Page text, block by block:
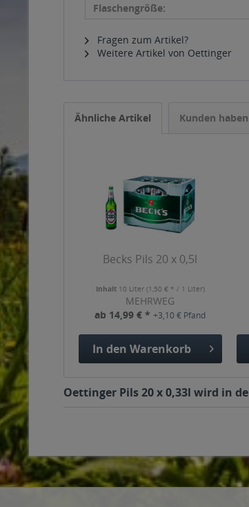
Flaschengröße:
Fragen zum Artikel?
Weitere Artikel von Oettinger
Ähnliche Artikel Kunden
Becks Pils 20 x 0,5l
Inhalt 10 Liter (1,50 € * / 1 Liter)
MEHRWEG
ab 14,99 € *+3,10 € Pfand
In den Warenkorb
Oettinger Pils 20 x 0,33l wird in